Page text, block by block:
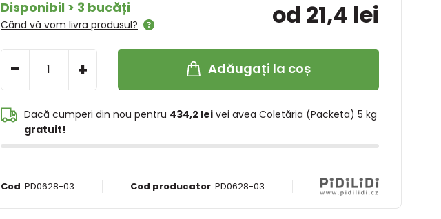
Disponibil > 3 bucăți
Când vă vom livra produsul? od 21,4 lei
- + Adăugați la coș
Dacă cumperi din nou pentru 434,2 leivei avea Coletăria (Packeta) 5 kg
gratuit!
Cod: PD0628-03 Cod producator: PD0628-03